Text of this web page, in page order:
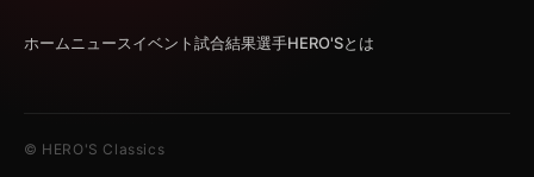
ホームニュースイベント試合結果選手HERO'Sとは
© HERO'S Classics